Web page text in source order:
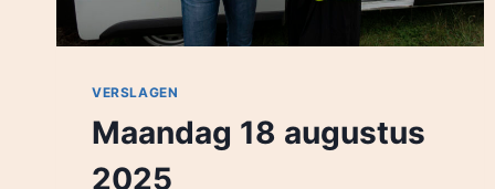
VERSLAGEN
Maandag 18 augustus
2025